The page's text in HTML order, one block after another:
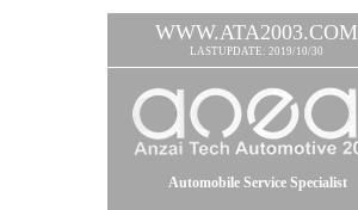
WWW.ATA2003.COM
LASTUPDATE: 2019/10/30
Automobile Service Specialist